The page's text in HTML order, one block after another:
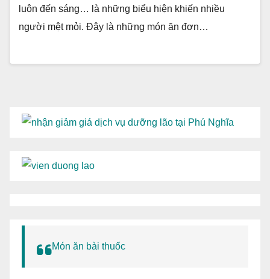
luôn đến sáng… là những biểu hiện khiến nhiều
người mệt mỏi. Đây là những món ăn đơn…
Món ăn bài thuốc